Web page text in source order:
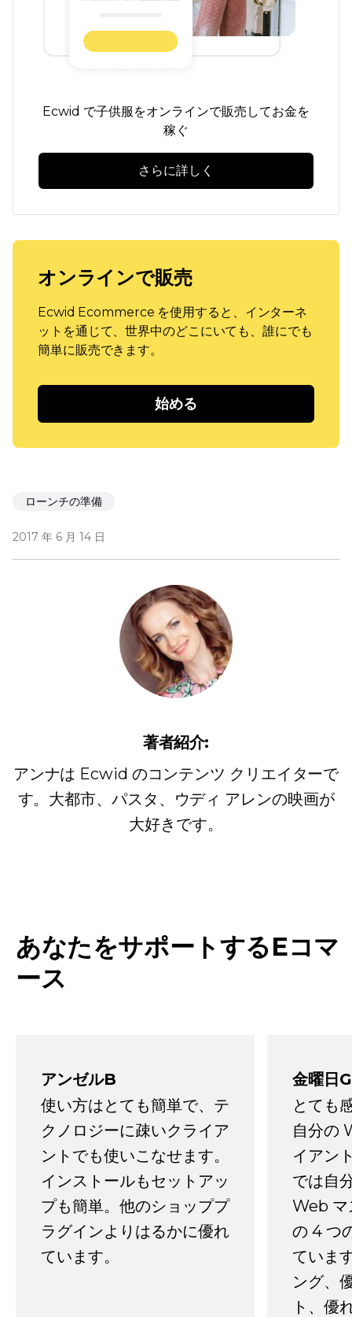
Ecwid で子供服をオンラインで販売してお金を
稼ぐ
さらに詳しく
オンラインで販売
Ecwid Ecommerce を使用すると、インターネ
ットを通じて、世界中のどこにいても、誰にでも
簡単に販売できます。
始める
ローンチの準備
2017 年 6 月 14 日
著者紹介:
アンナは Ecwid のコンテンツ クリエイターで
す。大都市、パスタ、ウディ アレンの映画が
大好きです。
あなたをサポートするEコマ
ース
アンゼルB
使い方はとても簡単で、テ
クノロジーに疎いクライア
ントでも使いこなせます。
インストールもセットアッ
プも簡単。他のショッププ
ラグインよりはるかに優れ
ています。
金曜日G
とても
自分の
イアン
では自
Web マ
の 4 つ
ていま
ング、
ト、優